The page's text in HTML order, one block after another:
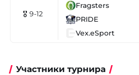
🎖 9-12
Fragsters
PRIDE
Vex.eSport
Участники турнира